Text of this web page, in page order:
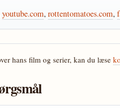
youtube.com, rottentomatoes.com,
hans film og serier, kan du læse